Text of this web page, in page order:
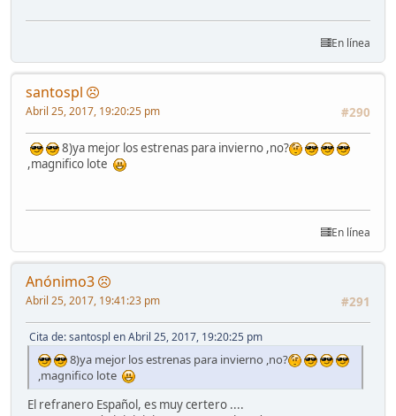
En línea
santospl
#290
Abril 25, 2017, 19:20:25 pm
8)ya mejor los estrenas para invierno ,no?
,magnifico lote
En línea
Anónimo3
#291
Abril 25, 2017, 19:41:23 pm
Cita de: santospl en Abril 25, 2017, 19:20:25 pm
8)ya mejor los estrenas para invierno ,no?
,magnifico lote
El refranero Español, es muy certero ....